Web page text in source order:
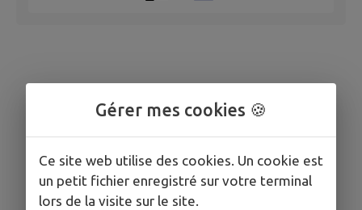
Gérer mes cookies 🍪
Ce site web utilise des cookies. Un cookie est
un petit fichier enregistré sur votre terminal
lors de la visite sur le site.